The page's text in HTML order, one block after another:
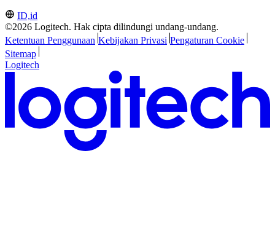
ID,id
©2026 Logitech. Hak cipta dilindungi undang-undang.
Ketentuan Penggunaan Kebijakan Privasi Pengaturan Cookie
Sitemap
Logitech